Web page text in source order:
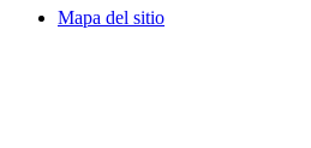
Mapa del sitio